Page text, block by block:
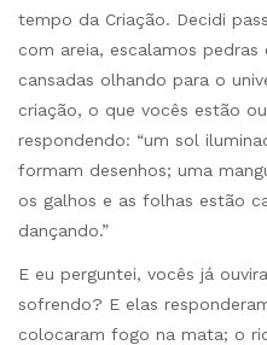
tempo da Criação. Decidi
com areia, escalamos
cansadas olhando para o
criação, o que vocês estão
respondendo: “um sol
formam desenhos; uma
os galhos e as folhas estão
dançando.”
E eu perguntei, vocês já
sofrendo? E elas
colocaram fogo na mata; o